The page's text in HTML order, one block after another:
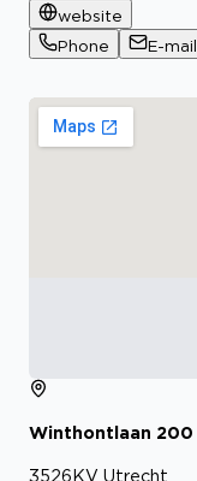
website
Phone
E-mail
Winthontlaan 200
3526KV Utrecht